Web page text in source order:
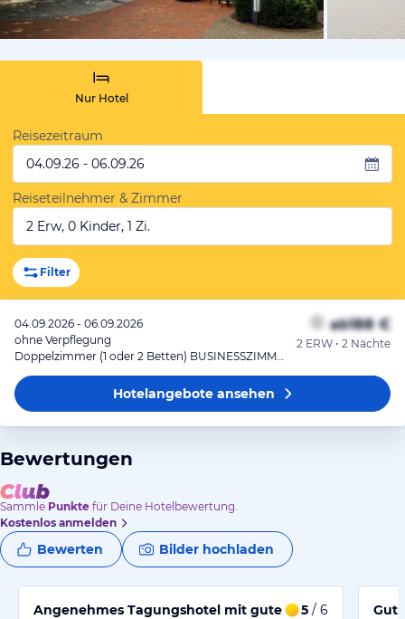
Nur Hotel
Reisezeitraum
04.09.26 - 06.09.26
Reiseteilnehmer & Zimmer
2 Erw, 0 Kinder, 1 Zi.
Filter
04.09.2026 - 06.09.2026
ohne Verpflegung
Doppelzimmer (1 oder 2 Betten) BUSINESSZIMMER
ab188 €
2 ERW • 2 Nächte
Hotelangeboteansehen
Bewertungen
Sammle Punkte für Deine Hotelbewertung.
Kostenlos anmelden
Bewerten Bilder hochladen
Angenehmes Tagungshotel mit gutem Service
5 / 6